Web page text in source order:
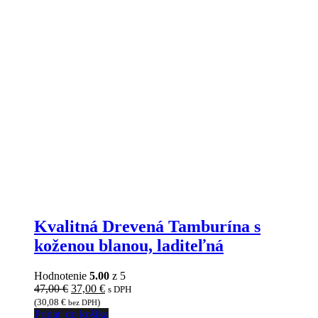
Kvalitná Drevená Tamburína s
koženou blanou, laditeľná
Hodnotenie 5.00 z 5
47,00€ Pôvodná
cena
bola:
37,00 €Aktuálna
je:
s DPH
(30,08 € bez DPH)
Pridať do košíka